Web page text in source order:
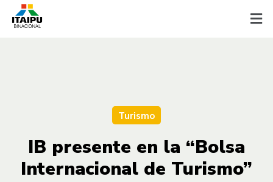
Turismo
IB presente en la “Bolsa
Internacional de Turismo”